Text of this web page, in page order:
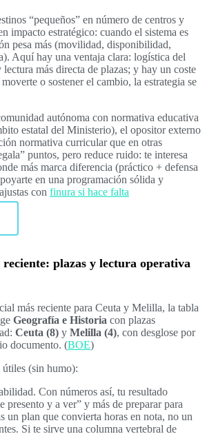
“pequeños” en número de centros y
impacto estratégico: cuando el sistema es
pesa más (movilidad, disponibilidad,
Aquí hay una ventaja clara: logística del
lectura más directa de plazas; y hay un coste
o sostener el cambio, la estrategia se
autónoma con normativa educativa
estatal del Ministerio), el opositor externo
normativa curricular que en otras
puntos, pero reduce ruido: te interesa
más marca diferencia (práctico + defensa
en una programación sólida y
con finura si hace falta
plazas y lectura operativa
más reciente para Ceuta y Melilla, la tabla
Geografía e Historia con plazas
Ceuta (8) y Melilla (4), con desglose por
documento. (BOE)
útiles (sin humo):
Con números así, tu resultado
presento y a ver” y más de preparar para
un plan que convierta horas en nota, no un
Si te sirve una columna vertebral de